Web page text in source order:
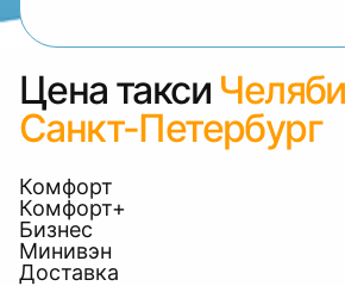
Цена такси
Санкт-Петербург
Комфорт
Комфорт+
Бизнес
Минивэн
Доставка